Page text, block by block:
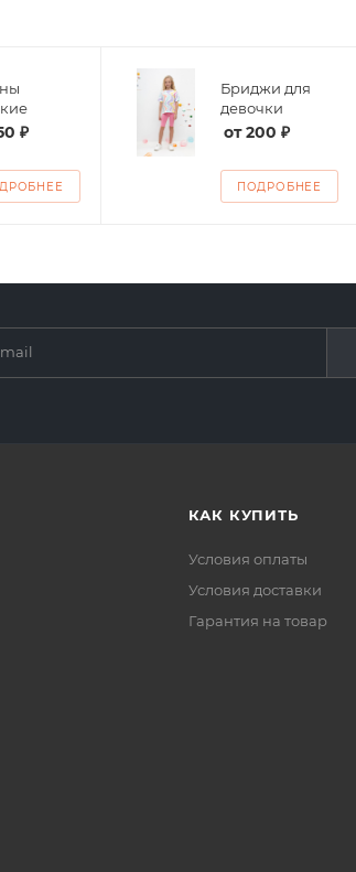
₽
Бриджи для
девочки
от200 ₽
ПОДРОБНЕЕ
КАК КУПИТЬ
Условия оплаты
Условия доставки
Гарантия на товар